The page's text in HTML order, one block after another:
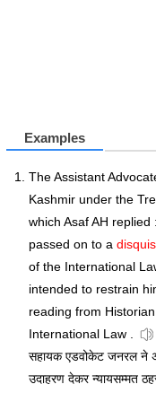
Examples
The Assistant
Kashmir under the
which Asaf AH replied
passed on to a
of the International
intended to restrain
reading from
International Law .
सहायक एडवोकेट जनरल ने
उदाहरण देकर न्यायसम्मत